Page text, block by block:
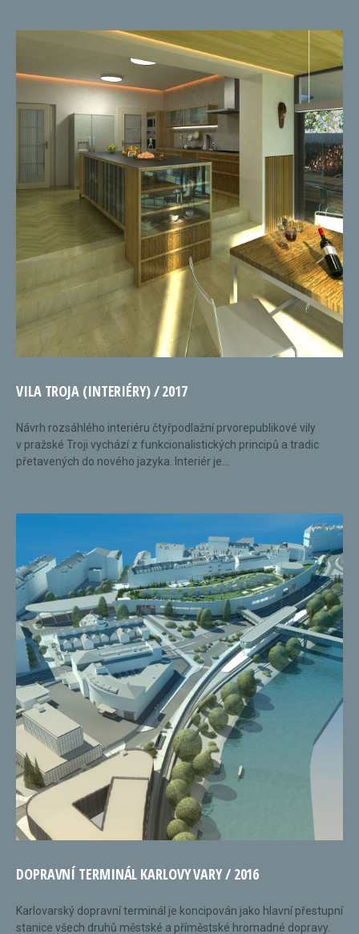
VILA TROJA (INTERIÉRY) / 2017
Návrh rozsáhlého interiéru čtyřpodlažní prvorepublikové vily
v pražské Troji vychází z funkcionalistických principů a tradic
přetavených do nového jazyka. Interiér je...
DOPRAVNÍ TERMINÁL KARLOVY VARY / 2016
Karlovarský dopravní terminál je koncipován jako hlavní přestupní
stanice všech druhů městské a příměstské hromadné dopravy.